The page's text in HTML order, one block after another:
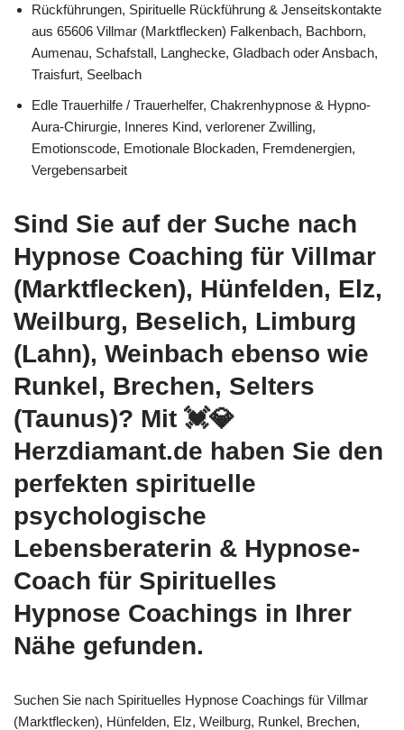
Rückführungen, Spirituelle Rückführung & Jenseitskontakte
aus 65606 Villmar (Marktflecken) Falkenbach, Bachborn,
Aumenau, Schafstall, Langhecke, Gladbach oder Ansbach,
Traisfurt, Seelbach
Edle Trauerhilfe / Trauerhelfer, Chakrenhypnose & Hypno-
Aura-Chirurgie, Inneres Kind, verlorener Zwilling,
Emotionscode, Emotionale Blockaden, Fremdenergien,
Vergebensarbeit
Sind Sie auf der Suche nach
Hypnose Coaching für Villmar
(Marktflecken), Hünfelden, Elz,
Weilburg, Beselich, Limburg
(Lahn), Weinbach ebenso wie
Runkel, Brechen, Selters
(Taunus)? Mit 💓️💎
Herzdiamant.de haben Sie den
perfekten spirituelle
psychologische
Lebensberaterin & Hypnose-
Coach für Spirituelles
Hypnose Coachings in Ihrer
Nähe gefunden.
Suchen Sie nach Spirituelles Hypnose Coachings für Villmar
(Marktflecken), Hünfelden, Elz, Weilburg, Runkel, Brechen,